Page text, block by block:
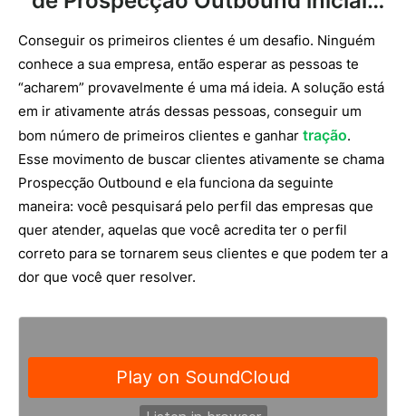
Conseguir os primeiros clientes é um desafio. Ninguém
conhece a sua empresa, então esperar as pessoas te
“acharem” provavelmente é uma má ideia. A solução está
em ir ativamente atrás dessas pessoas, conseguir um
bom número de primeiros clientes e ganhar tração.
Esse movimento de buscar clientes ativamente se chama
Prospecção Outbound e ela funciona da seguinte
maneira: você pesquisará pelo perfil das empresas que
quer atender, aquelas que você acredita ter o perfil
correto para se tornarem seus clientes e que podem ter a
dor que você quer resolver.